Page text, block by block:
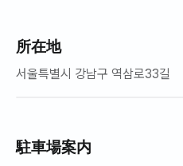
所在地
서울특별시 강남구 역삼로33길
駐車場案内